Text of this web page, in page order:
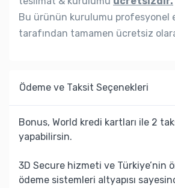
Bu ürünün kurulumu profesyonel
tarafından tamamen ücretsiz
Ödeme ve Taksit Seçenekleri
Bonus, World kredi kartları ile 2
yapabilirsin.
3D Secure hizmeti ve Türkiye’nin
ödeme sistemleri altyapısı